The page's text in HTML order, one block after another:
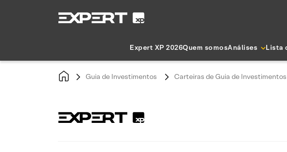
Expert XP 2026Quem somosAnálises Lista
Guia de Investimentos Carteiras de Guia de Investimentos